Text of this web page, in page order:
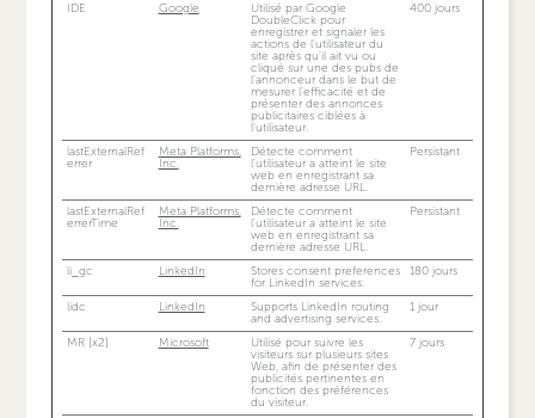
IDE Google
Utilisé par Google
DoubleClick pour
enregistrer et signaler les
actions de l'utilisateur du
site après qu'il ait vu ou
cliqué sur une des pubs de
l'annonceur dans le but de
mesurer l'efficacité et de
présenter des annonces
publicitaires ciblées à
l'utilisateur.
400 jours
lastExternalRef
errer
Meta Platforms,
Inc.
Détecte comment
l'utilisateur a atteint le site
web en enregistrant sa
dernière adresse URL.
Persistant
lastExternalRef
errerTime
Meta Platforms,
Inc.
Détecte comment
l'utilisateur a atteint le site
web en enregistrant sa
dernière adresse URL.
Persistant
li_gc LinkedIn
Stores consent preferences
for LinkedIn services.
180 jours
lidc LinkedIn
Supports LinkedIn routing
and advertising services.
1 jour
MR [x2] Microsoft
Utilisé pour suivre les
visiteurs sur plusieurs sites
Web, afin de présenter des
publicités pertinentes en
fonction des préférences
du visiteur.
7 jours